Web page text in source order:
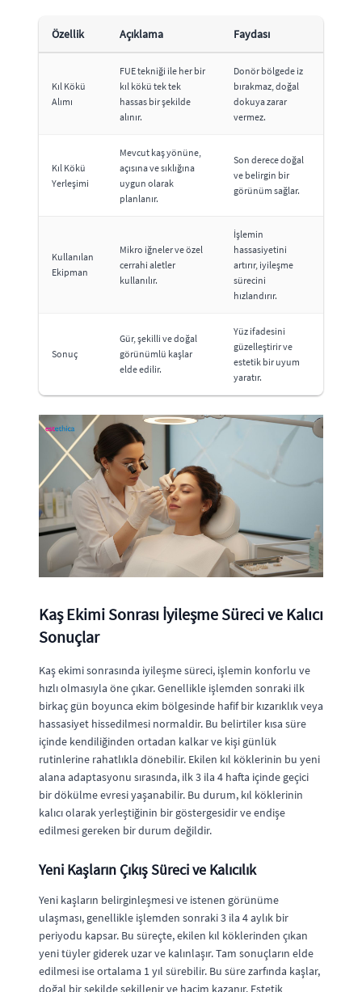
Özellik Açıklama Faydası
Kıl Kökü
Alımı
FUE tekniği ile her bir
kıl kökü tek tek
hassas bir şekilde
alınır.
Donör bölgede iz
bırakmaz, doğal
dokuya zarar
vermez.
Kıl Kökü
Yerleşimi
Mevcut kaş yönüne,
açısına ve sıklığına
uygun olarak
planlanır.
Son derece doğal
ve belirgin bir
görünüm sağlar.
Kullanılan
Ekipman
Mikro iğneler ve özel
cerrahi aletler
kullanılır.
İşlemin
hassasiyetini
artırır, iyileşme
sürecini
hızlandırır.
Sonuç
Gür, şekilli ve doğal
görünümlü kaşlar
elde edilir.
Yüz ifadesini
güzelleştirir ve
estetik bir uyum
yaratır.
Kaş Ekimi Sonrası İyileşme Süreci ve Kalıcı
Sonuçlar
Kaş ekimi sonrasında iyileşme süreci, işlemin konforlu ve
hızlı olmasıyla öne çıkar. Genellikle işlemden sonraki ilk
birkaç gün boyunca ekim bölgesinde hafif bir kızarıklık veya
hassasiyet hissedilmesi normaldir. Bu belirtiler kısa süre
içinde kendiliğinden ortadan kalkar ve kişi günlük
rutinlerine rahatlıkla dönebilir. Ekilen kıl köklerinin bu yeni
alana adaptasyonu sırasında, ilk 3 ila 4 hafta içinde geçici
bir dökülme evresi yaşanabilir. Bu durum, kıl köklerinin
kalıcı olarak yerleştiğinin bir göstergesidir ve endişe
edilmesi gereken bir durum değildir.
Yeni Kaşların Çıkış Süreci ve Kalıcılık
Yeni kaşların belirginleşmesi ve istenen görünüme
ulaşması, genellikle işlemden sonraki 3 ila 4 aylık bir
periyodu kapsar. Bu süreçte, ekilen kıl köklerinden çıkan
yeni tüyler giderek uzar ve kalınlaşır. Tam sonuçların elde
edilmesi ise ortalama 1 yıl sürebilir. Bu süre zarfında kaşlar,
doğal bir şekilde şekillenir ve hacim kazanır. Estetik